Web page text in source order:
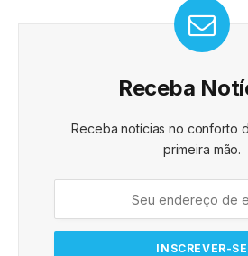
Receba
Receba notícias no conforto
primeira mão.